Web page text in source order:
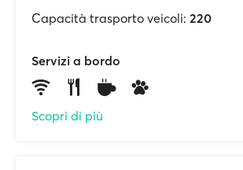
Capacità trasporto veicoli: 220
Servizi a bordo
Scopri di più